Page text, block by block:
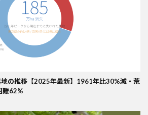
地の推移【2025年最新】1961年比30%減・荒
難62%